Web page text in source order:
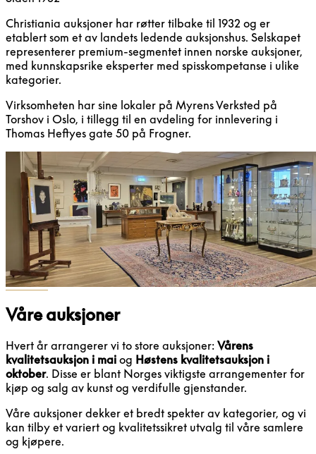
Christiania auksjoner har røtter tilbake til 1932 og er
etablert som et av landets ledende auksjonshus. Selskapet
representerer premium-segmentet innen norske auksjoner,
med kunnskapsrike eksperter med spisskompetanse i ulike
kategorier.
Virksomheten har sine lokaler på Myrens Verksted på
Torshov i Oslo, i tillegg til en avdeling for innlevering i
Thomas Heftyes gate 50 på Frogner.
Våre auksjoner
Hvert år arrangerer vi to store auksjoner: Vårens
kvalitetsauksjon i mai og Høstens kvalitetsauksjon i
oktober. Disse er blant Norges viktigste arrangementer for
kjøp og salg av kunst og verdifulle gjenstander.
Våre auksjoner dekker et bredt spekter av kategorier, og vi
kan tilby et variert og kvalitetssikret utvalg til våre samlere
og kjøpere.